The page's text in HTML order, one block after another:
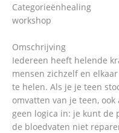
Categorieënhealing
workshop
Omschrijving
Iedereen heeft helende
mensen zichzelf en
te helen. Als je je teen
omvatten van je teen,
geen logica in: je kunt de
de bloedvaten niet